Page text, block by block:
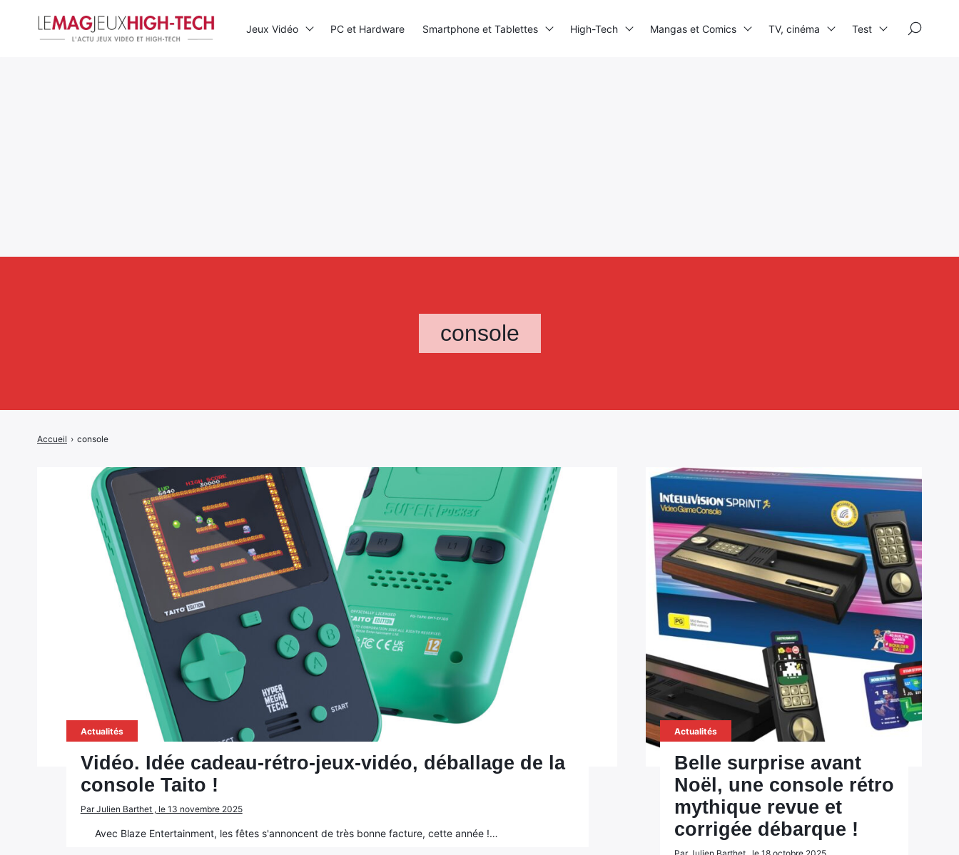
console
Accueil › console
Actualités
Vidéo. Idée cadeau-rétro-jeux-vidéo, déballage de la
console Taito !
Par Julien Barthet , le 13 novembre 2025
Avec Blaze Entertainment, les fêtes s'annoncent de très bonne facture, cette année !…
Actualités
Belle surprise avant
Noël, une console rétro
mythique revue et
corrigée débarque !
Jeux Vidéo PC et Hardware Smartphone et Tablettes High-Tech Mangas et Comics TV, cinéma Test